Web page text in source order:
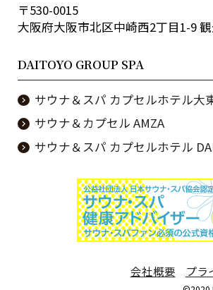
〒530-0015
大阪府大阪市北区中崎西2丁目1-9
DAITOYO GROUP SPA
サウナ＆スパ カプセルホテル大
サウナ＆カプセル AMZA
サウナ＆スパ カプセルホテル
会社概要 プラ